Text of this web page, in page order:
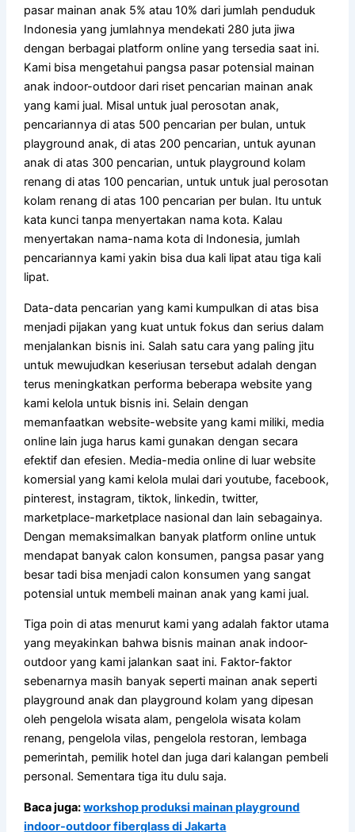
pasar mainan anak 5% atau 10% dari jumlah penduduk
Indonesia yang jumlahnya mendekati 280 juta jiwa
dengan berbagai platform online yang tersedia saat ini.
Kami bisa mengetahui pangsa pasar potensial mainan
anak indoor-outdoor dari riset pencarian mainan anak
yang kami jual. Misal untuk jual perosotan anak,
pencariannya di atas 500 pencarian per bulan, untuk
playground anak, di atas 200 pencarian, untuk ayunan
anak di atas 300 pencarian, untuk playground kolam
renang di atas 100 pencarian, untuk untuk jual perosotan
kolam renang di atas 100 pencarian per bulan. Itu untuk
kata kunci tanpa menyertakan nama kota. Kalau
menyertakan nama-nama kota di Indonesia, jumlah
pencariannya kami yakin bisa dua kali lipat atau tiga kali
lipat.
Data-data pencarian yang kami kumpulkan di atas bisa
menjadi pijakan yang kuat untuk fokus dan serius dalam
menjalankan bisnis ini. Salah satu cara yang paling jitu
untuk mewujudkan keseriusan tersebut adalah dengan
terus meningkatkan performa beberapa website yang
kami kelola untuk bisnis ini. Selain dengan
memanfaatkan website-website yang kami miliki, media
online lain juga harus kami gunakan dengan secara
efektif dan efesien. Media-media online di luar website
komersial yang kami kelola mulai dari youtube, facebook,
pinterest, instagram, tiktok, linkedin, twitter,
marketplace-marketplace nasional dan lain sebagainya.
Dengan memaksimalkan banyak platform online untuk
mendapat banyak calon konsumen, pangsa pasar yang
besar tadi bisa menjadi calon konsumen yang sangat
potensial untuk membeli mainan anak yang kami jual.
Tiga poin di atas menurut kami yang adalah faktor utama
yang meyakinkan bahwa bisnis mainan anak indoor-
outdoor yang kami jalankan saat ini. Faktor-faktor
sebenarnya masih banyak seperti mainan anak seperti
playground anak dan playground kolam yang dipesan
oleh pengelola wisata alam, pengelola wisata kolam
renang, pengelola vilas, pengelola restoran, lembaga
pemerintah, pemilik hotel dan juga dari kalangan pembeli
personal. Sementara tiga itu dulu saja.
Baca juga:workshop produksi mainan playground
indoor-outdoor fiberglass di Jakarta